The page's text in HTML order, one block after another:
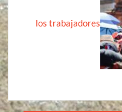
los trabajadores